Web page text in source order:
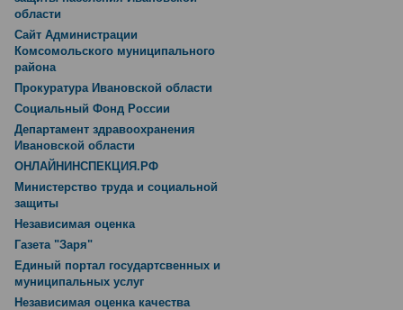
области
Сайт Администрации
Комсомольского муниципального
района
Прокуратура Ивановской области
Социальный Фонд России
Департамент здравоохранения
Ивановской области
ОНЛАЙНИНСПЕКЦИЯ.РФ
Министерство труда и социальной
защиты
Независимая оценка
Газета "Заря"
Единый портал государтсвенных и
муниципальных услуг
Независимая оценка качества